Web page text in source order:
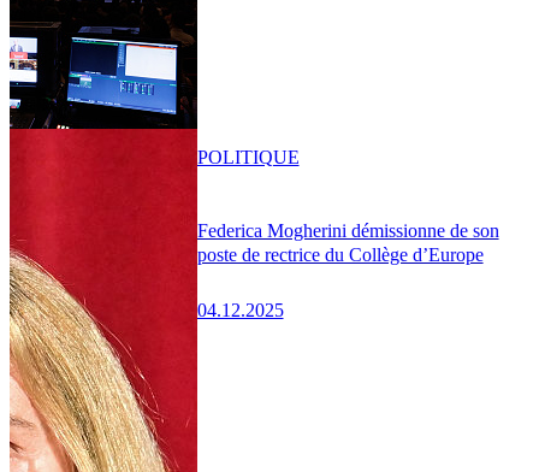
Federica Mogherini démissionne de son
poste de rectrice du Collège d’Europe
04.12.2025
POLITIQUE